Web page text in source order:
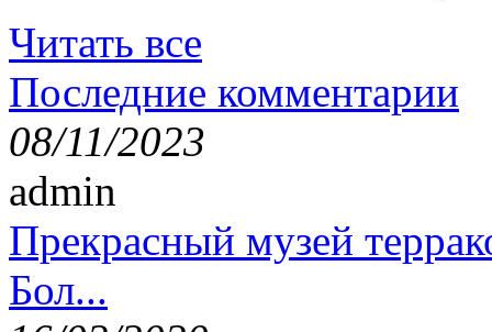
Читать все
Последние комментарии
08/11/2023
admin
Прекрасный музей
Бол...